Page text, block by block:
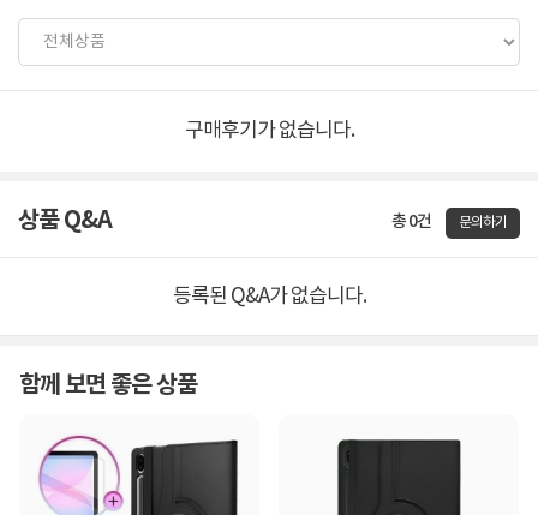
구매후기가 없습니다.
상품 Q&A 총 0건 문의하기
등록된 Q&A가 없습니다.
함께 보면 좋은 상품